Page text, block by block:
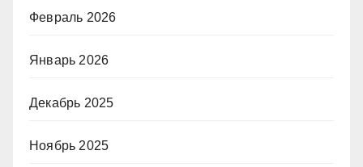
Февраль 2026
Январь 2026
Декабрь 2025
Ноябрь 2025